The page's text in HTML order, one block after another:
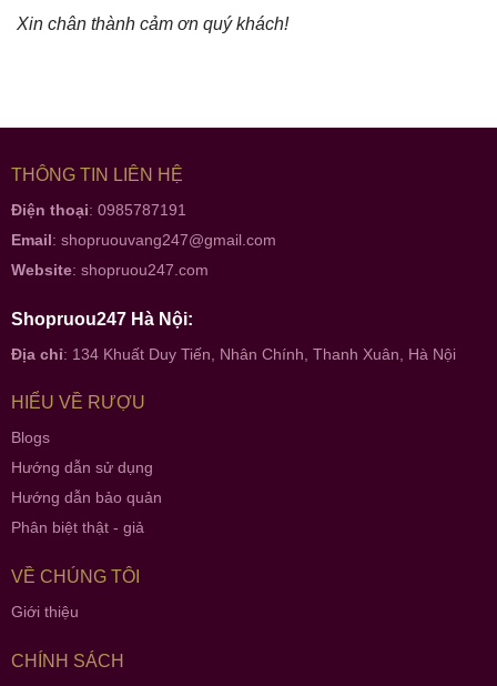
Xin chân thành cảm ơn quý khách!
THÔNG TIN LIÊN HỆ
Điện thoại: 0985787191
Email: shopruouvang247@gmail.com
Website: shopruou247.com
Shopruou247 Hà Nội:
Địa chỉ: 134 Khuất Duy Tiến, Nhân Chính, Thanh Xuân, Hà Nội
HIỂU VỀ RƯỢU
Blogs
Hướng dẫn sử dụng
Hướng dẫn bảo quản
Phân biệt thật - giả
VỀ CHÚNG TÔI
Giới thiệu
CHÍNH SÁCH